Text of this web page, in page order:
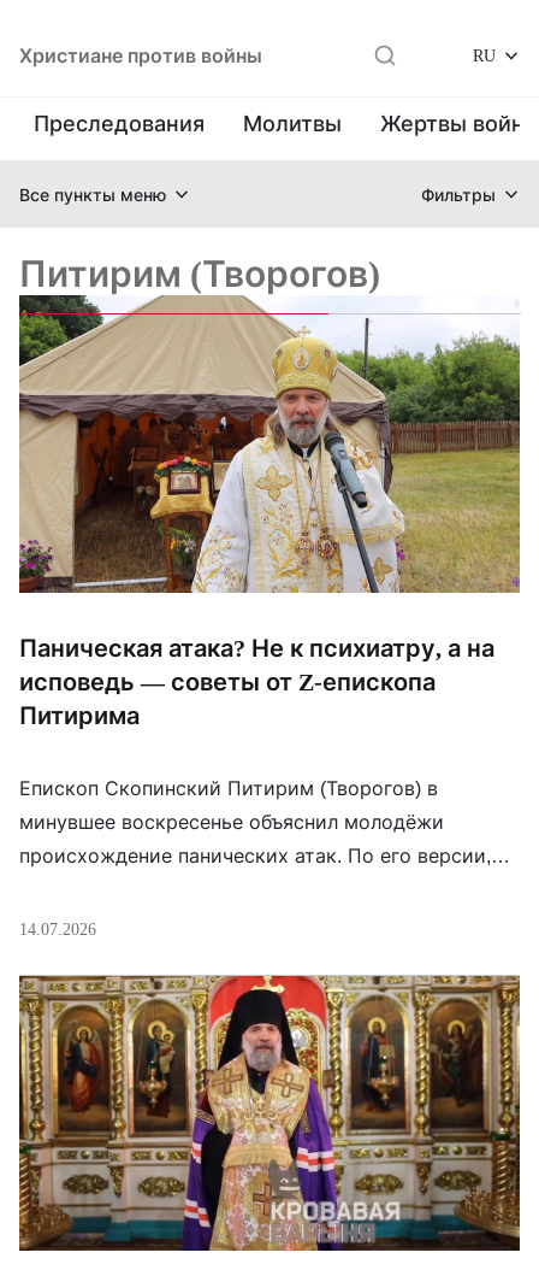
Христиане против войны RU
Преследования Молитвы Жертвы
Все пункты меню Фильтры
Питирим (Творогов)
Паническая атака? Не к психиатру, а на
исповедь — советы от Z-епископа
Питирима
Епископ Скопинский Питирим (Творогов) в
минувшее воскресенье объяснил молодёжи
происхождение панических атак. По его версии,
совершает «смертные грехи» и попадает в рабство
жертве: «Я твой хозяин». Депрессию Питирим
заодно объявил следствием духовной
«теплохладности». Лечение у епископа тоже
простое: чаще ходить […]
14.07.2026